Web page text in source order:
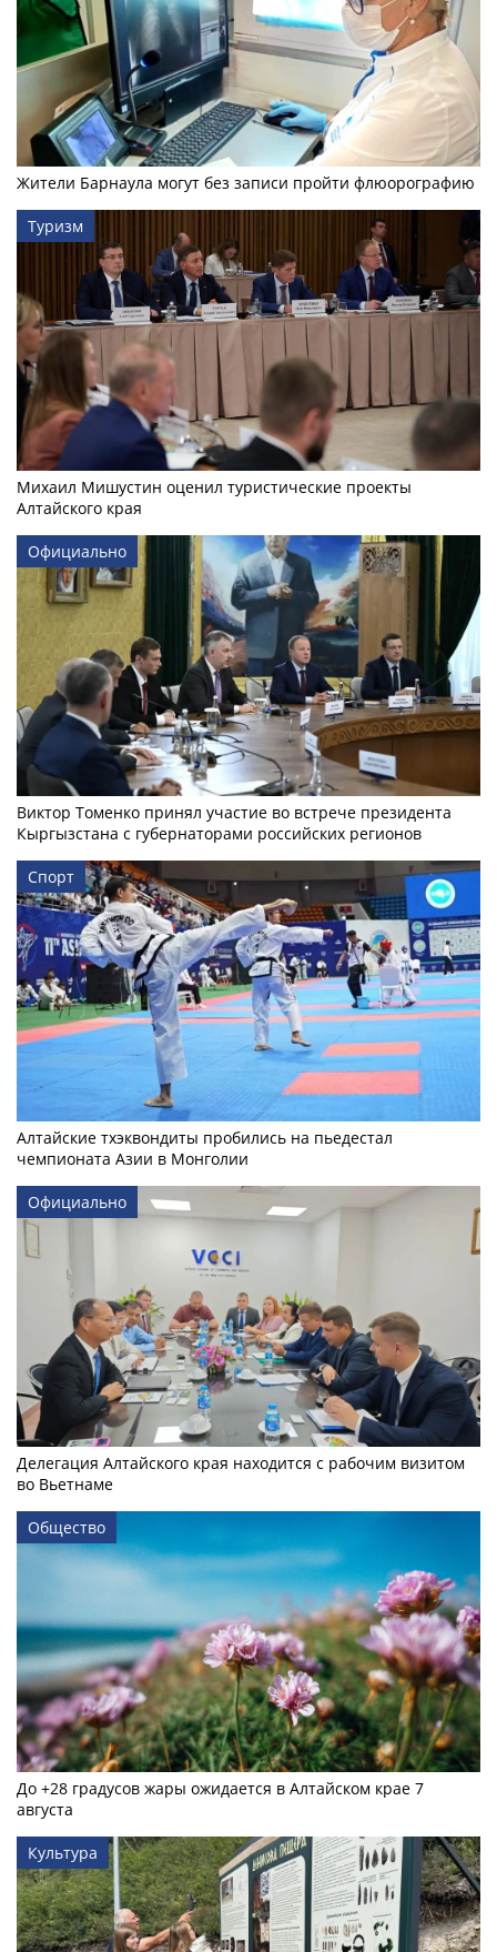
Жители Барнаула могут без записи пройти флюорографию
Туризм
Михаил Мишустин оценил туристические проекты
Алтайского края
Официально
Виктор Томенко принял участие во встрече президента
Кыргызстана с губернаторами российских регионов
Спорт
Алтайские тхэквондиты пробились на пьедестал
чемпионата Азии в Монголии
Официально
Делегация Алтайского края находится с рабочим визитом
во Вьетнаме
Общество
До +28 градусов жары ожидается в Алтайском крае 7
августа
Культура